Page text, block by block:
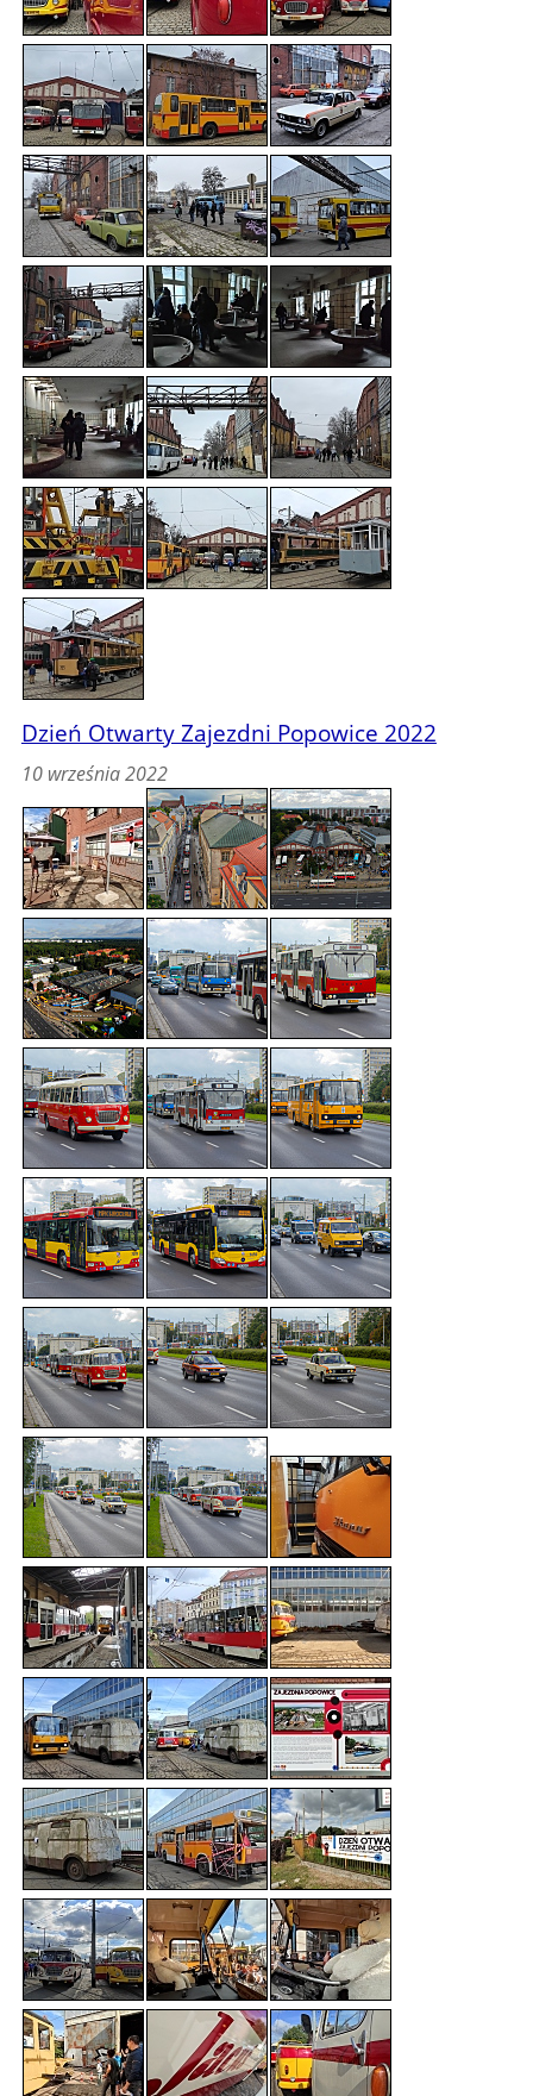
Dzień Otwarty Zajezdni Popowice 2022
10 września 2022